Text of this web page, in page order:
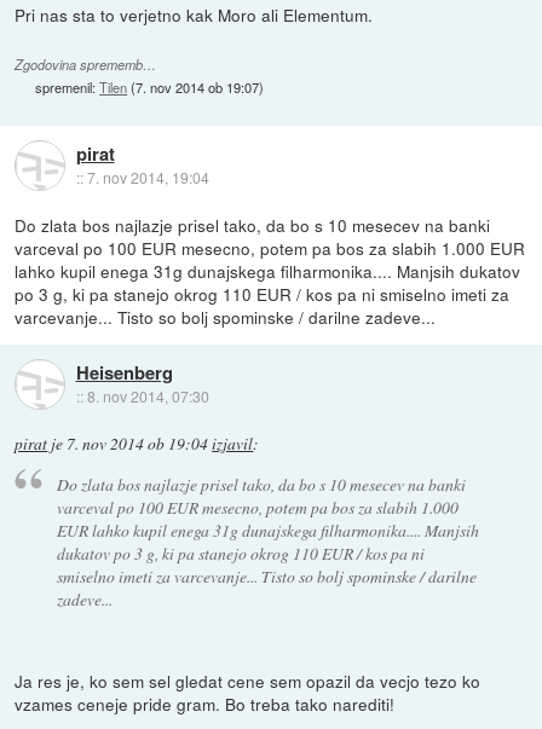
Pri nas sta to verjetno kak Moro ali Elementum.
Zgodovina sprememb…
spremenil:Tilen(7. nov 2014 ob 19:07)
pirat
::7. nov 2014, 19:04
Do zlata bos najlazje prisel tako, da bo s 10 mesecev na banki
varceval po 100 EUR mesecno, potem pa bos za slabih 1.000 EUR
lahko kupil enega 31g dunajskega filharmonika.... Manjsih dukatov
po 3 g, ki pa stanejo okrog 110 EUR / kos pa ni smiselno imeti za
varcevanje... Tisto so bolj spominske / darilne zadeve...
Heisenberg
::8. nov 2014, 07:30
pirat je 7. nov 2014 ob 19:04izjavil:
Do zlata bos najlazje prisel tako, da bo s 10 mesecev na banki
varceval po 100 EUR mesecno, potem pa bos za slabih 1.000
EUR lahko kupil enega 31g dunajskega filharmonika.... Manjsih
dukatov po 3 g, ki pa stanejo okrog 110 EUR / kos pa ni
smiselno imeti za varcevanje... Tisto so bolj spominske / darilne
zadeve...
Ja res je, ko sem sel gledat cene sem opazil da vecjo tezo ko
vzames ceneje pride gram. Bo treba tako narediti!